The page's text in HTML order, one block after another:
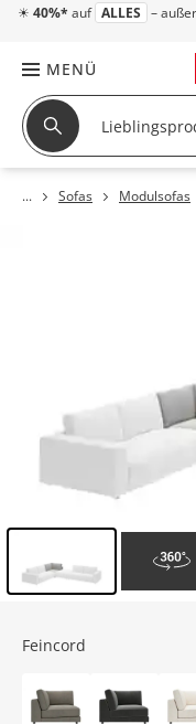
☀ 40%* auf ALLES –
MENÜ
Sofas Modulsofas
Feincord